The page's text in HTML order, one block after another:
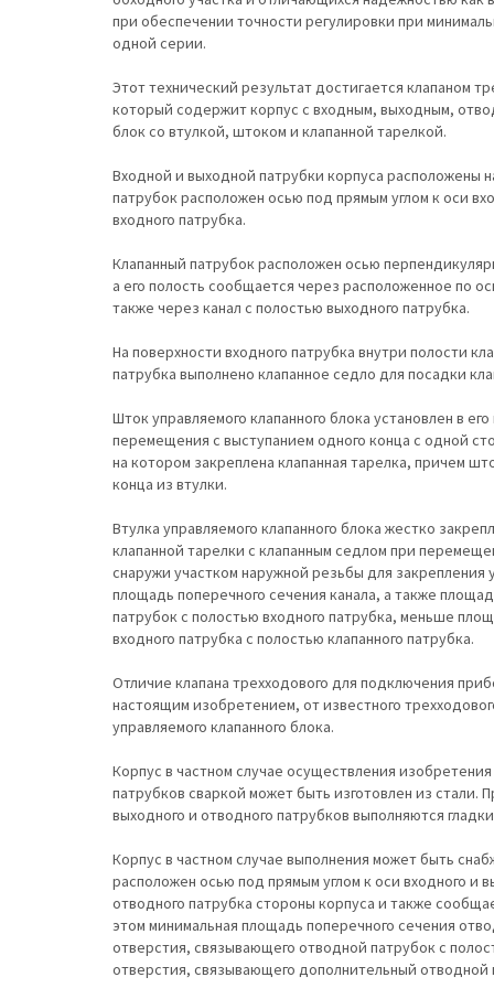
при обеспечении точности регулировки при
одной серии.
Этот технический результат достигается клапаном
который содержит корпус с входным, выходным,
блок со втулкой, штоком и клапанной тарелкой.
Входной и выходной патрубки корпуса
патрубок расположен осью под прямым углом к оси
входного патрубка.
Клапанный патрубок расположен осью
а его полость сообщается через расположенное по
также через канал с полостью выходного патрубка.
На поверхности входного патрубка внутри полости
патрубка выполнено клапанное седло для посадки
Шток управляемого клапанного блока установлен в
перемещения с выступанием одного конца с одной
на котором закреплена клапанная тарелка, причем
конца из втулки.
Втулка управляемого клапанного блока жестко
клапанной тарелки с клапанным седлом при
снаружи участком наружной резьбы для
площадь поперечного сечения канала, а также
патрубок с полостью входного патрубка, меньше
входного патрубка с полостью клапанного патрубка.
Отличие клапана трехходового для подключения
настоящим изобретением, от известного
управляемого клапанного блока.
Корпус в частном случае осуществления
патрубков сваркой может быть изготовлен из стали.
выходного и отводного патрубков выполняются
Корпус в частном случае выполнения может быть
расположен осью под прямым углом к оси входного и
отводного патрубка стороны корпуса и также
этом минимальная площадь поперечного сечения
отверстия, связывающего отводной патрубок с
отверстия, связывающего дополнительный